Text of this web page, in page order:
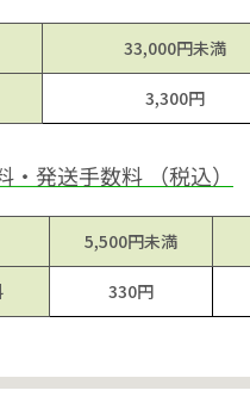
33,000円未満
3,300円
発送手数料 （税込）
5,500円未満
330円